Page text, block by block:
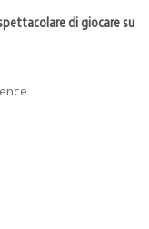
di giocare su